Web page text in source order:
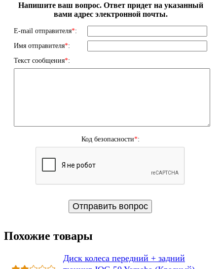
Напишите ваш вопрос. Ответ придет на указанный
вами адрес электронной почты.
E-mail отправителя*:
Имя отправителя*:
Текст сообщения*:
Код безопасности*:
Похожие товары
Диск колеса передний + задний